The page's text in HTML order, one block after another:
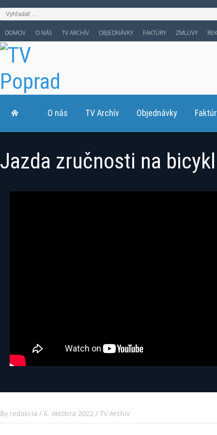
DOMOV O NÁS TV ARCHÍV OBJEDNÁVKY FAKTÚRY ZMLUVY
O nás TV Archív Objednávky
Jazda zručnosti na
By redakcia / 6. októbra 2022 / TV Archív